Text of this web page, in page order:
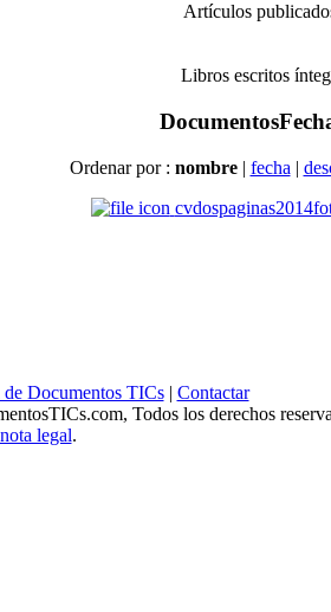
Artículos
Libros escritos
Documentos
Ordenar por : nombre | fecha |
de Documentos TICs| Contactar
Todos los derechos
legal.